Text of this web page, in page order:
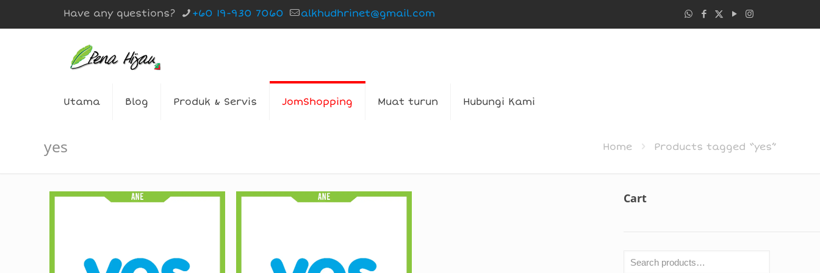
Have any questions? +60 19-930 7060 alkhudhrinet@gmail.com
Utama Blog Produk & Servis JomShopping Muat turun Hubungi Kami
yes Home Products tagged “yes”
Cart